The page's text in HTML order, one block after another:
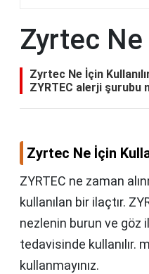
Zyrtec Ne
Zyrtec Ne İçin
ZYRTEC alerji şurubu
Zyrtec Ne İçin
ZYRTEC ne zaman
kullanılan bir ilaçtır.
nezlenin burun ve göz
tedavisinde kullanılır.
kullanmayınız.